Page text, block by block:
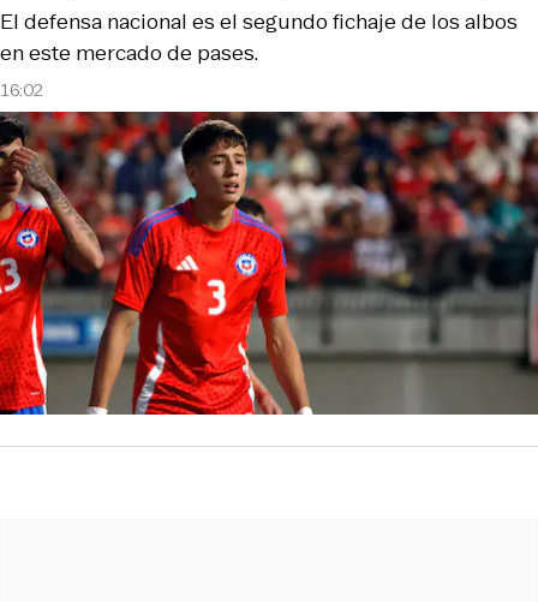
16:02
El defensa nacional es el segundo fichaje de los albos
en este mercado de pases.